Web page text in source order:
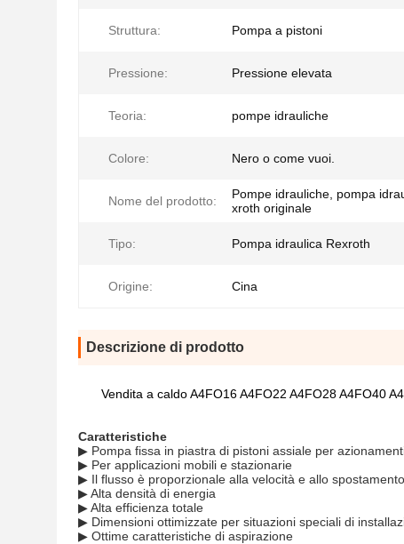
Struttura: Pompa a pistoni
Pressione: Pressione elevata
Teoria: pompe idrauliche
Colore: Nero o come vuoi.
Nome del prodotto:
Pompe idrauliche, pompa
xroth originale
Tipo: Pompa idraulica Rexroth
Origine: Cina
Descrizione di prodotto
Vendita a caldo A4FO16 A4FO22 A4FO28 A4FO40
Caratteristiche
▶ Pompa fissa in piastra di pistoni assiale per
▶ Per applicazioni mobili e stazionarie
▶ Il flusso è proporzionale alla velocità e allo spostamento.
▶ Alta densità di energia
▶ Alta efficienza totale
▶ Dimensioni ottimizzate per situazioni speciali di
▶ Ottime caratteristiche di aspirazione